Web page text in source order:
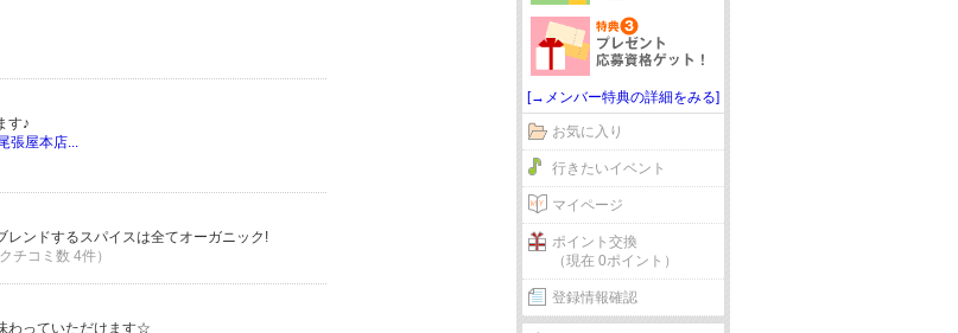
す♪
張屋本店...
レンドするスパイスは全てオーガニック!
チコミ数 4件）
わっていただけます☆
[→メンバー特典の詳細をみる]
お気に入り
行きたいイベント
マイページ
ポイント交換
（現在 0ポイント）
登録情報確認